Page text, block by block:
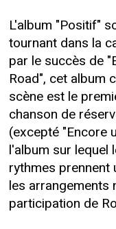
L'album "Positif"
tournant dans la
par le succès de
Road", cet album
scène est le
chanson de
(excepté "Encore
l'album sur lequel
rythmes prennent
les arrangements
participation de